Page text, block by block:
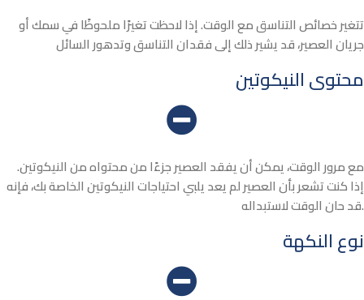
جريان العصير، قد يشير ذلك إلى فقدان التناسق وتدهور السائل
محتوى النيكوتين
إذا كنت تشعر بأن العصير لم يعد يلبي احتياجات النيكوتين الخاصة بك، فإنه
قد حان الوقت لاستبداله.
نوع النكهة